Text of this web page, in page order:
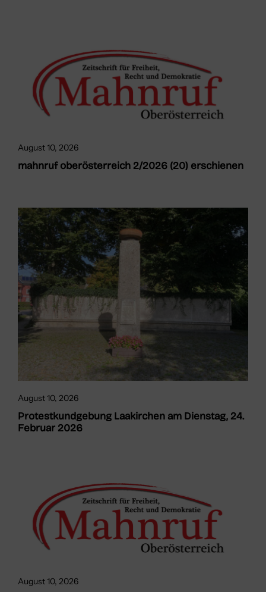
August 10, 2026
mahnruf oberösterreich 2/2026 (20) erschienen
August 10, 2026
Protestkundgebung Laakirchen am Dienstag, 24.
Februar 2026
August 10, 2026